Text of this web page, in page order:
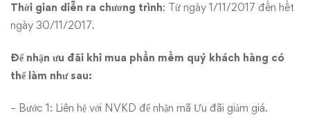
Thời gian diễn ra chương trình: Từ ngày 1/11/2017 đến hết
ngày 30/11/2017.
Để nhận ưu đãi khi mua phần mềm quý khách hàng có
thể làm như sau:
– Bước 1: Liên hệ với NVKD để nhận mã Ưu đãi giảm giá.